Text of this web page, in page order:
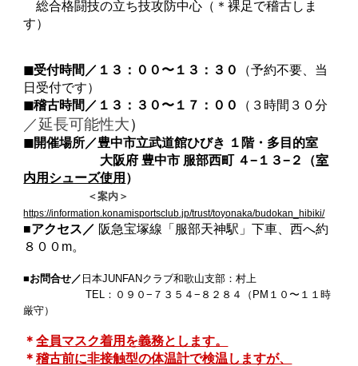
総合格闘技の立ち技攻防中心（＊裸足で稽古しま
す）
◼︎受付時間／１３：００〜１３：３０
（予約不要、当
日受付です）
◼︎稽古時間／１３：３０〜１７：００
（３時間３０分
／延長可能性大）
◼︎開催場所／豊中市立武道館ひびき １階・多目的室
大阪府 豊中市 服部西町 ４−１３−２（室
内用シューズ使用 ）
＜案内＞
https://information.konamisportsclub.jp/trust/toyonaka/budokan_hibiki/
■アクセス／ 阪急宝塚線「服部天神駅」下車、西へ約
８００m。
■お問合せ／ 日本JUNFANクラブ和歌山支部：村上
TEL：０９０−７３５４−８２８４（PM１０〜１１時
厳守）
＊全員マスク着用を義務とします。
＊稽古前に非接触型の体温計で検温しますが、